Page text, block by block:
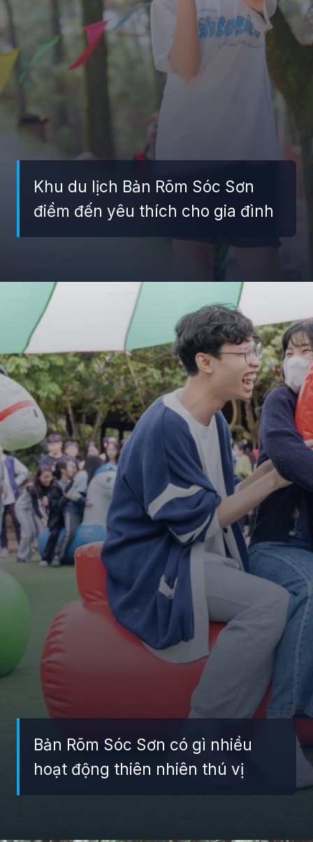
Khu du lịch Bản Rõm Sóc Sơn
điểm đến yêu thích cho gia đình
Đang mở
Bản Rõm Sóc Sơn có gì nhiều
hoạt động thiên nhiên thú vị